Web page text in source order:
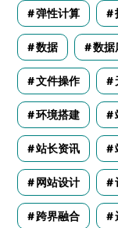
弹性计算
数据 数据
文件操作
环境搭建
站长资讯
网站设计
跨界融合